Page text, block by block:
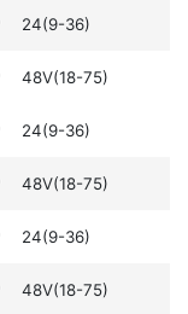
24(9-36)
48V(18-75)
24(9-36)
48V(18-75)
24(9-36)
48V(18-75)